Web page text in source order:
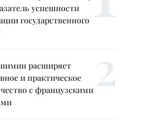
успешности
государственного
расширяет
и практическое
с французскими